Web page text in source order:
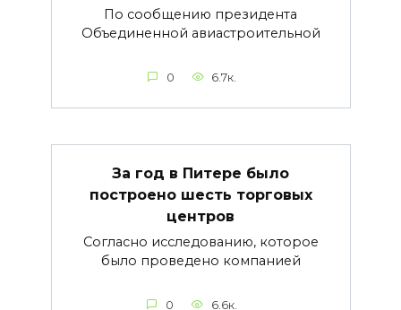
По сообщению президента
Объединенной авиастроительной
0 6.7к.
За год в Питере было
построено шесть торговых
центров
Согласно исследованию, которое
было проведено компанией
0 6.6к.